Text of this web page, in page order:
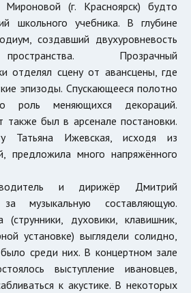
(г. Красноярск) будто
школьного учебника. В глубине
создавший двухуровневость
Прозрачный
отделял сцену от авансцены, где
эпизоды. Спускающееся полотно
роль меняющихся декораций.
также был в арсенале постановки.
Татьяна Ижевская, исходя из
предложила много напряжённого
и дирижёр Дмитрий
музыкальную составляющую.
(струнники, духовики, клавишник,
установке) выглядели солидно,
среди них. В концертном зале
выступление ивановцев,
к акустике. В некоторых